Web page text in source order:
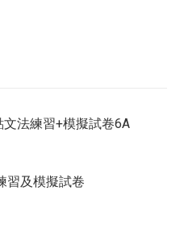
法練習+模擬試卷6A
習及模擬試卷